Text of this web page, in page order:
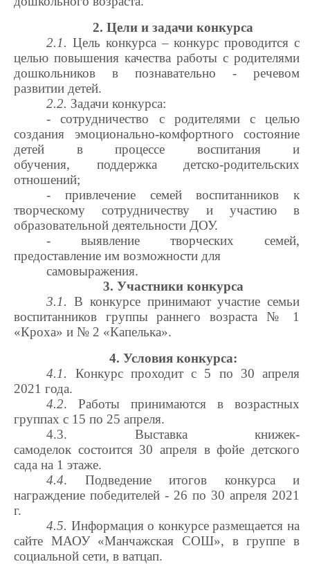
2. Цели и задачи конкурса
2.1. Цель конкурса –конкурс проводится с
целью повышения качества работы с родителями
дошкольников в познавательно - речевом
развитии детей.
2.2. Задачи конкурса:
- сотрудничество с родителями с целью
создания эмоционально-комфортного состояние
детей в процессе воспитания и
обучения, поддержка детско-родительских
отношений;
- привлечение семей воспитанников к
творческому сотрудничеству и участию в
образовательной деятельности ДОУ.
- выявление творческих семей,
предоставление им возможности для
самовыражения.
3. Участники конкурса
3.1. В конкурсе принимают участие семьи
воспитанников группы раннего возраста № 1
«Кроха» и № 2 «Капелька».
4. Условия конкурса:
4.1.
Конкурс проходитс 5 по 30 апреля
2021 года.
4.2. Работы принимаются в возрастных
группах с 15 по 25 апреля.
4.3. Выставка книжек-
самоделок состоится 30 апреля в фойе детского
сада на 1 этаже.
4.4. Подведение итогов конкурса и
награждение победителей - 26 по 30 апреля 2021
г.
4.5. Информация о конкурсе размещается на
сайте МАОУ «Манчажская СОШ», в группе в
социальной сети, в ватцап.